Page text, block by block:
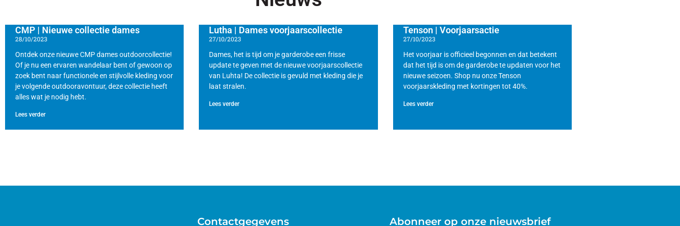
CMP | Nieuwe collectie dames
28/10/2023
Ontdek onze nieuwe CMP dames outdoorcollectie!
Of je nu een ervaren wandelaar bent of gewoon op
zoek bent naar functionele en stijlvolle kleding voor
je volgende outdooravontuur, deze collectie heeft
alles wat je nodig hebt.
Lees verder
Lutha | Dames voorjaarscollectie
27/10/2023
Dames, het is tijd om je garderobe een frisse
update te geven met de nieuwe voorjaarscollectie
van Luhta! De collectie is gevuld met kleding die je
laat stralen.
Lees verder
Tenson | Voorjaarsactie
27/10/2023
Het voorjaar is officieel begonnen en dat betekent
dat het tijd is om de garderobe te updaten voor het
nieuwe seizoen. Shop nu onze Tenson
voorjaarskleding met kortingen tot 40%.
Lees verder
Contactgegevens Abonneer op onze nieuwsbrief